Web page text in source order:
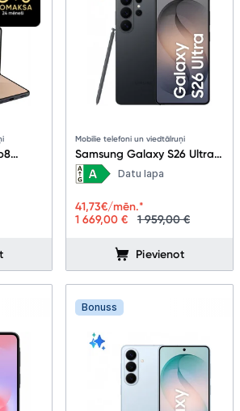
Mobilie telefoni un viedtālruņi
Samsung Galaxy S26 Ultra
5G 16+1TB Black
Datu lapa
1 669,00 € 1 959,00 €
41,73€/mēn.*
Pievienot
Bonuss